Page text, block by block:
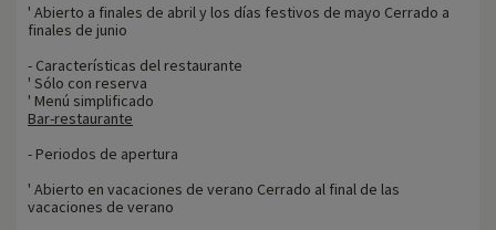
' Abierto a finales de abril y los días festivos de mayo Cerrado a
finales de junio
- Características del restaurante
' Sólo con reserva
' Menú simplificado
Bar-restaurante
- Periodos de apertura
' Abierto en vacaciones de verano Cerrado al final de las
vacaciones de verano